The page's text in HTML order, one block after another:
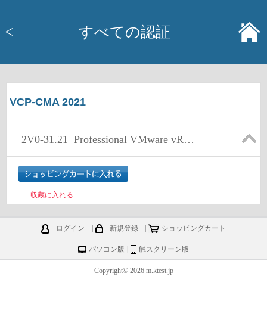
< すべての認証
VCP-CMA 2021
2V0-31.21 Professional VMware vRealize Automation 8.3
収蔵に入れる
ログイン 新規登録 ショッピングカート
パソコン版 触スクリーン版
Copyright© 2026 m.ktest.jp